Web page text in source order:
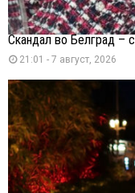
Скандал во Белград –
21:01 - 7 август, 2026